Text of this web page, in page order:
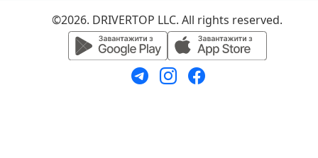
©2026. DRIVERTOP LLC. All rights reserved.